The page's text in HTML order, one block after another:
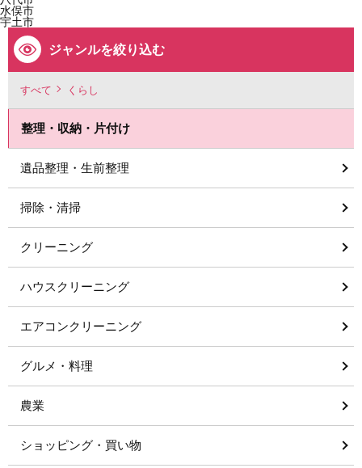
水俣市
宇土市
ジャンルを絞り込む
すべて くらし
整理・収納・片付け
遺品整理・生前整理
掃除・清掃
クリーニング
ハウスクリーニング
エアコンクリーニング
グルメ・料理
農業
ショッピング・買い物